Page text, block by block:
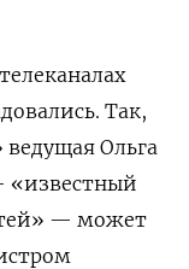
Так,
Ольга
«известный
— может